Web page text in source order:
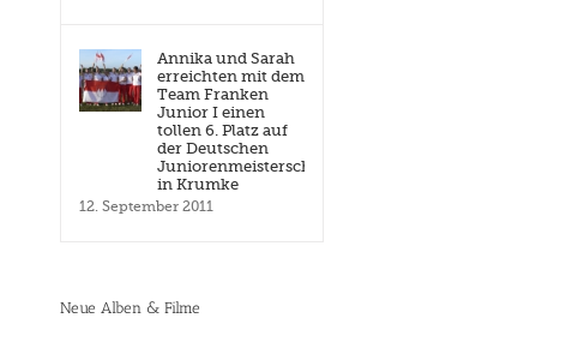
Annika und Sarah
erreichten mit dem
Team Franken
Junior I einen
tollen 6. Platz auf
der Deutschen
Juniorenmeisterschaft
in Krumke
12. September 2011
Neue Alben & Filme